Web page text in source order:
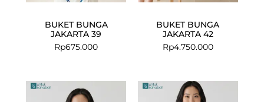
BUKET BUNGA
JAKARTA 39
Rp675.000
BUKET BUNGA
JAKARTA 42
Rp4.750.000